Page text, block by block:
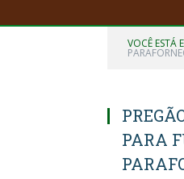
VOCÊ ESTÁ
PARA